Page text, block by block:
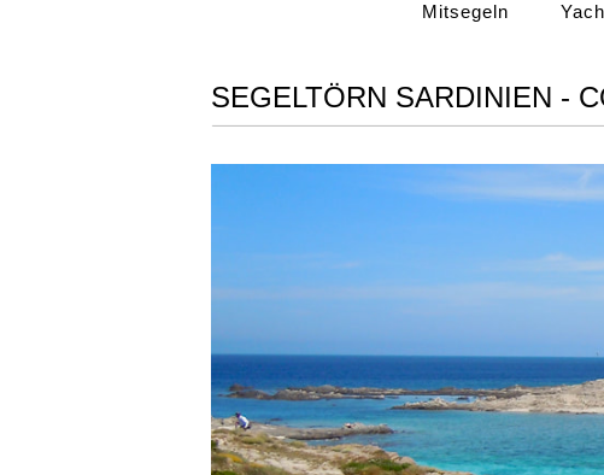
Mitsegeln
SEGELTÖRN SARDINIEN -